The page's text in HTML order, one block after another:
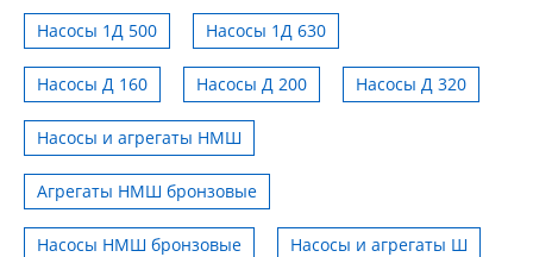
Насосы 1Д 500 Насосы 1Д 630
Насосы Д 160 Насосы Д 200 Насосы Д 320
Насосы и агрегаты НМШ
Агрегаты НМШ бронзовые
Насосы НМШ бронзовые Насосы и агрегаты Ш